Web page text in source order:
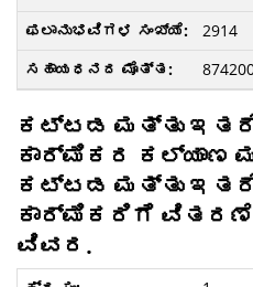
2914
ಕಟ್ಟಡ ಮತ್ತು
ಕಾರ್ಮಿಕರ ಕಲ್ಯಾಣ
ಕಟ್ಟಡ ಮತ್ತು
ಕಾರ್ಮಿಕರಿಗೆ ವಿತರಣೆ
ವಿವರ.